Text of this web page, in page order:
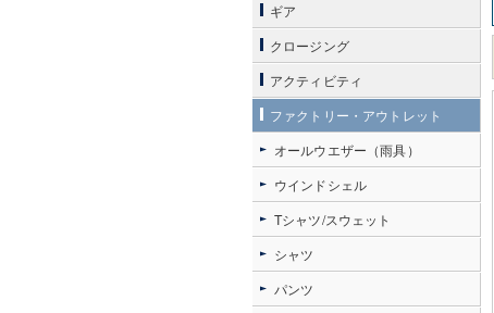
ギア
クロージング
アクティビティ
ファクトリー・アウトレット
オールウエザー（雨具）
ウインドシェル
Tシャツ/スウェット
シャツ
パンツ